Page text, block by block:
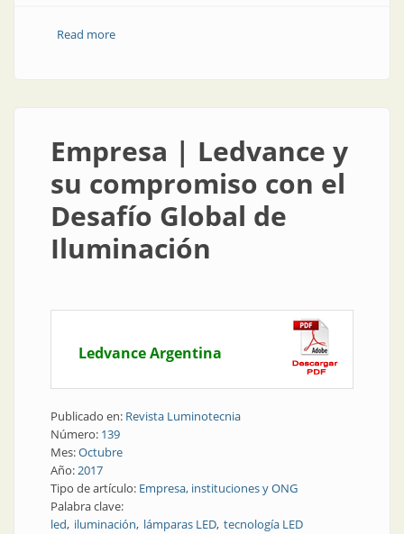
Read moreabout Artículo técnico | La utilidad de las curvas
Empresa | Ledvance y
su compromiso con el
Desafío Global de
Iluminación
Ledvance Argentina
Publicado en: Revista Luminotecnia
Número: 139
Mes:Octubre
Año:2017
Tipo de artículo: Empresa, instituciones y ONG
Palabra clave:
led iluminación lámparas LED tecnología LED